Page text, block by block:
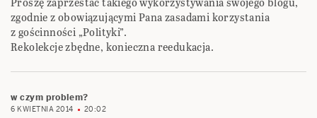
zgodnie z obowiązującymi Pana zasadami korzystania
z gościnności „Polityki”.
Rekolekcje zbędne, konieczna reedukacja.
w czym problem?
6 KWIETNIA 2014 20:02